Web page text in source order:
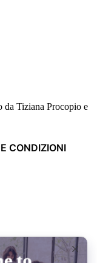
da Tiziana Procopio e
CONDIZIONI
reserved.